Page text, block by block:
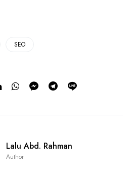
SEO
Lalu Abd. Rahman
Author